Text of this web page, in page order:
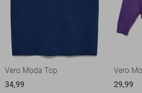
Vero Moda Top
34,99
Vero
29,99